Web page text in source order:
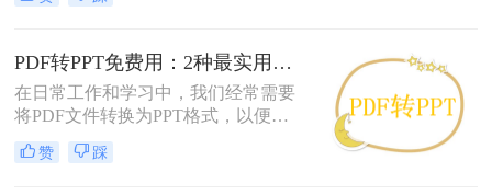
欢迎，尤其适合用于合同、学术论文
而，当这些静态内容需要被进一步编
辑或在公共场合展示时，将其转换为
PPT格式成为了一种常见的需求。那
么PDF如何转为PPT呢？本文将详细
介绍三种将PDF转换为PPT的方法，
帮助您根据自己的实际需求选择最合
PDF转PPT免费用：2种最实用的操作路径和避坑要点！
在日常工作和学习中，我们经常需要
将PDF文件转换为PPT格式，以便进
行演示或编辑。那么怎么把pdf转换成
ppt免费呢？本文将介绍两种免费将
赞 踩